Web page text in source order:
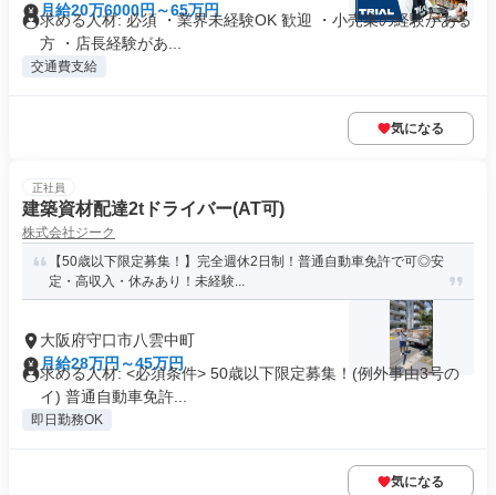
月給20万6000円～65万円
求める人材: 必須 ・業界未経験OK 歓迎 ・小売業の経験がある
方 ・店長経験があ...
交通費支給
気になる
正社員
建築資材配達2tドライバー(AT可)
株式会社ジーク
【50歳以下限定募集！】完全週休2日制！普通自動車免許で可◎安
定・高収入・休みあり！未経験...
大阪府守口市八雲中町
月給28万円～45万円
求める人材: <必須条件> 50歳以下限定募集！(例外事由3号の
イ) 普通自動車免許...
即日勤務OK
気になる